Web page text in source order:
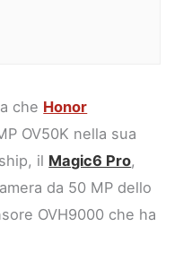
che Honor
OV50K nella sua
il Magic6 Pro,
da 50 MP dello
OVH9000 che ha